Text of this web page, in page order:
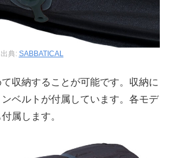
出典: SABBATICAL
収納することが可能です。収納に
ベルトが付属しています。各モデ
属します。